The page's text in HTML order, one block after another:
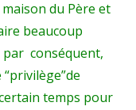
du Père et
beaucoup
par conséquent,
temps pour